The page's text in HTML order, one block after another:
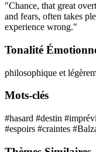
"Chance, that great
and fears, often takes
experience wrong."
Tonalité
philosophique et
Mots-clés
#hasard #destin
#espoirs #craintes